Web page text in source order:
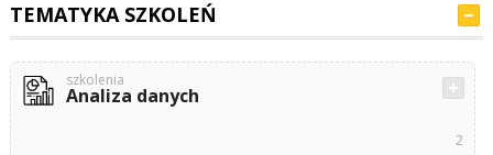
TEMATYKA SZKOLEŃ
szkolenia
Analiza danych
2